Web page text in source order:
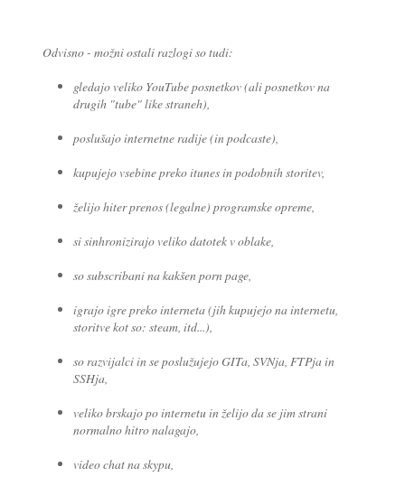
Odvisno - možni ostali razlogi so tudi:
gledajo veliko YouTube posnetkov (ali posnetkov na
drugih "tube" like straneh),
poslušajo internetne radije (in podcaste),
kupujejo vsebine preko itunes in podobnih storitev,
želijo hiter prenos (legalne) programske opreme,
si sinhronizirajo veliko datotek v oblake,
so subscribani na kakšen porn page,
igrajo igre preko interneta (jih kupujejo na internetu,
storitve kot so: steam, itd...),
so razvijalci in se poslužujejo GITa, SVNja, FTPja in
SSHja,
veliko brskajo po internetu in želijo da se jim strani
normalno hitro nalagajo,
video chat na skypu,